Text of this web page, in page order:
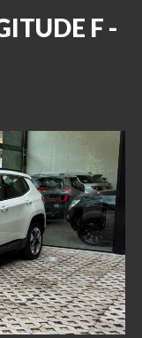
F -